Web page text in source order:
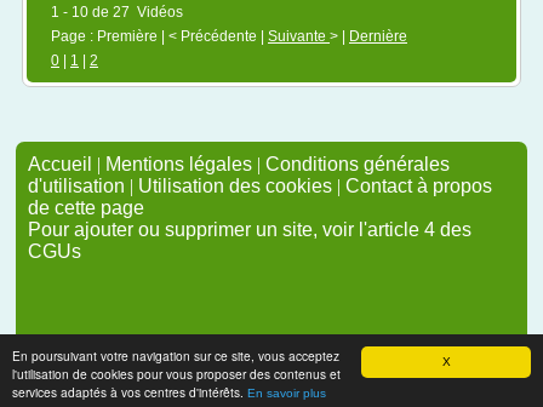
X
En poursuivant votre navigation sur ce site, vous acceptez
l'utilisation de cookies pour vous proposer des contenus et
services adaptés à vos centres d'intérêts. En savoir plus
1 - 10 de 27 Vidéos
Page : Première | < Précédente | Suivante > |
Dernière
0
1 2
Accueil | Mentions légales | Conditions générales
d'utilisation | Utilisation des cookies | Contact à propos
de cette page
Pour ajouter ou supprimer un site, voir l'article 4 des
CGUs